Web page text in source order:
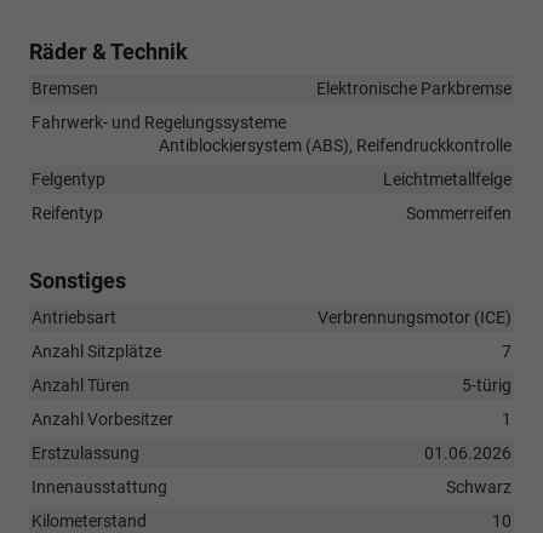
Räder & Technik
Bremsen
Elektronische Parkbremse
Fahrwerk- und Regelungssysteme
Antiblockiersystem (ABS), Reifendruckkontrolle
Felgentyp
Leichtmetallfelge
Reifentyp
Sommerreifen
Sonstiges
Antriebsart
Verbrennungsmotor (ICE)
Anzahl Sitzplätze
7
Anzahl Türen
5-türig
Anzahl Vorbesitzer
1
Erstzulassung
01.06.2026
Innenausstattung
Schwarz
Kilometerstand
10